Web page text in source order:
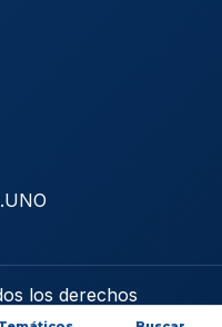
los derechos